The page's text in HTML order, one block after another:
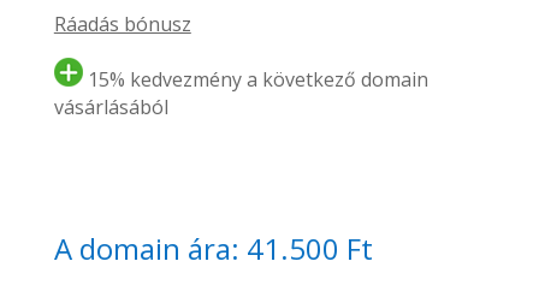
Ráadás bónusz
15% kedvezmény a következő domain
vásárlásából
A domain ára: 41.500 Ft